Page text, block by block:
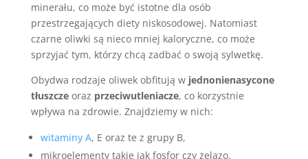
minerału, co może być istotne dla osób
przestrzegających diety niskosodowej. Natomiast
czarne oliwki są nieco mniej kaloryczne, co może
sprzyjać tym, którzy chcą zadbać o swoją sylwetkę.
Obydwa rodzaje oliwek obfitują w jednonienasycone
tłuszczeoraz przeciwutleniacze, co korzystnie
wpływa na zdrowie. Znajdziemy w nich:
witaminy A, E oraz te z grupy B,
mikroelementy takie jak fosfor czy żelazo.